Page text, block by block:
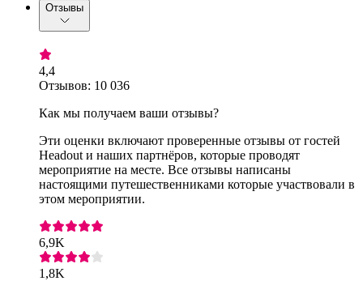
Отзывы
4,4
Отзывов: 10 036
Как мы получаем ваши отзывы?
Эти оценки включают проверенные отзывы от гостей
Headout и наших партнёров, которые проводят
мероприятие на месте. Все отзывы написаны
настоящими путешественниками которые участвовали в
этом мероприятии.
6,9K
1,8K